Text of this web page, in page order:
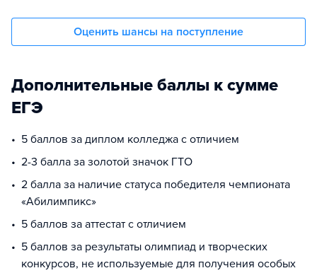
Оценить шансы на поступление
Дополнительные баллы к сумме
ЕГЭ
5 баллов за диплом колледжа с отличием
2-3 балла за золотой значок ГТО
2 балла за наличие статуса победителя чемпионата
«Абилимпикс»
5 баллов за аттестат с отличием
5 баллов за результаты олимпиад и творческих
конкурсов, не используемые для получения особых